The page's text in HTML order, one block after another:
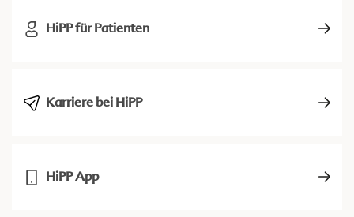
HiPP für Patienten
Karriere bei HiPP
HiPP App